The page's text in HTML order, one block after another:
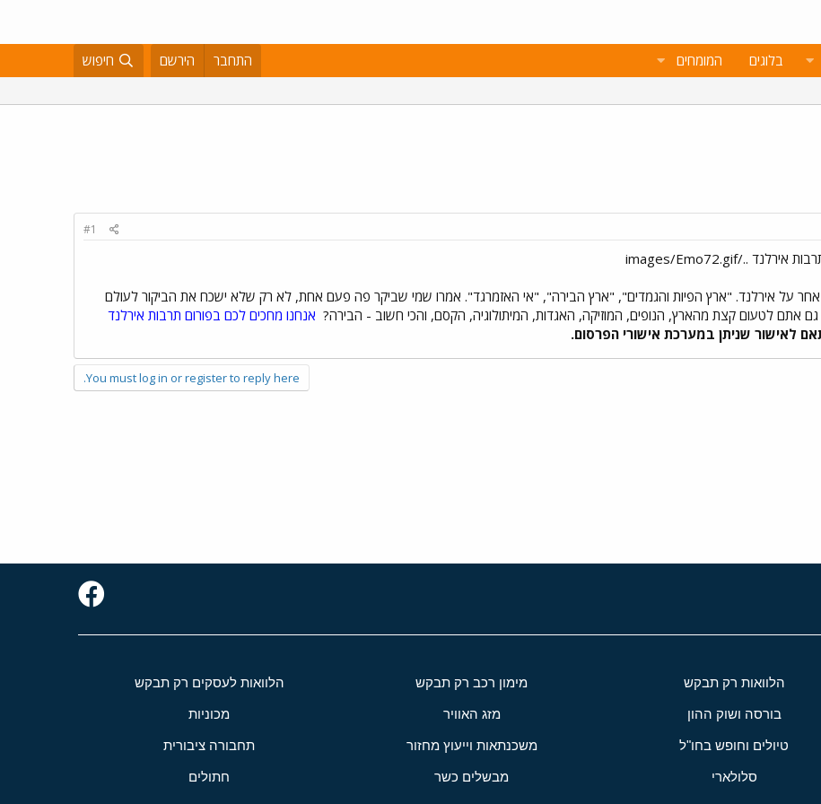
בלוגים המומחים התחבר הירשם חיפוש
#1
אחר על אירלנד. "ארץ הפיות והגמדים", "ארץ הבירה", "אי האזמרגד". אמרו שמי שביקר פה פעם אחת, לא רק שלא ישכח את הביקור לעולם
אתם לטעום קצת מהארץ, הנופים, המוזיקה, האגדות, המיתולוגיה, הקסם, והכי חשוב - הבירה? אנחנו מחכים לכם בפורום תרבות אירלנד
לאישור שניתן במערכת אישורי הפרסום.
You must log in or register to reply here.
הלוואות רק תבקש מימון רכב רק תבקש הלוואות לעסקים רק תבקש
בורסה ושוק ההון מזג האוויר מכוניות
טיולים וחופש בחו"ל משכנתאות וייעוץ מחזור תחבורה ציבורית
סלולארי מבשלים כשר חתולים